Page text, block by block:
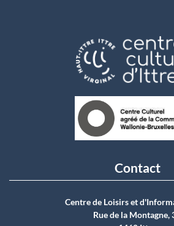
Contact
Centre de Loisirs et
Rue de la Montagne,